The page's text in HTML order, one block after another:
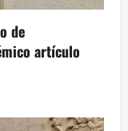
de
artículo